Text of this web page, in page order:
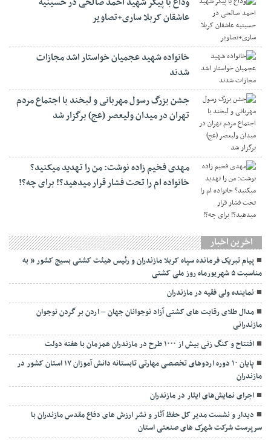
عاشقان کربلا ساری+تصاویر
خانواده شهید عجمیان خواستار اشد مجازات
شدند
جشن بزرگ رسول مهربانی و لبخند با اجتماع مردم
تهران در میدان ولیعصر (عج) برگزار شد
مهدی فخیم زاده نوشت: من را تهدید میکنید؟
خانواده ام را‌ تحت فشار قرار میدهید؟! برای چه؟!
اخرین اخبار
پیام تبریک فرمانده سپاه کربلا مازندران و رئیس هیئت کشتی بسیج کشور ” به
مناسبت ۵ شهریورماه روز ملی کشتی
نماينده ولی فقیه در مازندران
مدال طلای رقابت های کشتی آزاد نوجوانان جهان – اردن بر گردن نوجوان
مازندرانی
افتتاح و کنگ زنی بیش از ۱۰۰۰ طرح در مازندران همزمان با هفته دولت
پایان ۱۰ دوره اردوهای تخصصی مهارتی تابستانه دانش آموزان ۱۷ استان کشور در
مازندران
اجرای نمایش‌های ایثار در مازندران
دیدار و نشست مدیر کل حفظ آثار و نشر ارزش های دفاع مقدس مازندران با
سرپرست شرکت شهرک های صنعتی استان